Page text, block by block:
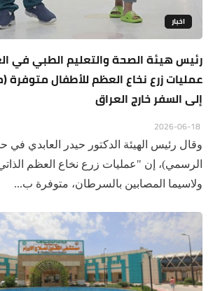
اخبار
رئيس هيئة الصحة والتعليم الطبي في
عمليات زرع نخاع العظم للأطفال متوفرة
إلى السفر خارج العراق
وقال رئيس الهيئة الدكتور حيدر العابدي في
الرسمي)، إن "عمليات زرع نخاع العظم
ولاسيما المصابين بالسرطان، متوفرة ب...